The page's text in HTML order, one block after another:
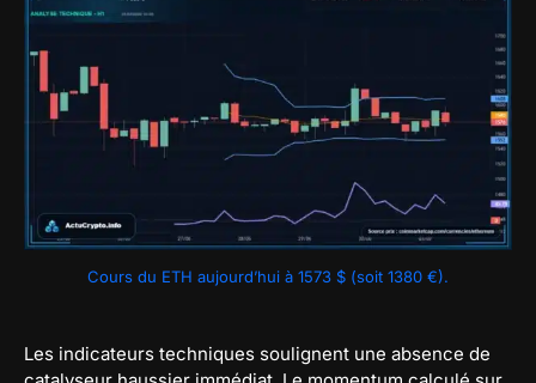
Cours du ETH aujourd’hui à 1573 $ (soit 1380 €).
Les indicateurs techniques soulignent une absence de